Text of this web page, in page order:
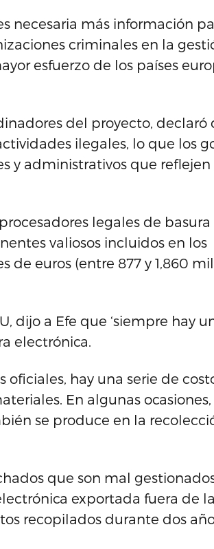
necesaria más información
criminales en la
esfuerzo de los países
del proyecto, declaró
ilegales, lo que los
y administrativos que reflejen
legales de basura
valiosos incluidos en los
de euros (entre 877 y 1,860
dijo a Efe que ‘siempre hay
electrónica.
oficiales, hay una serie de
En algunas ocasiones,
se produce en la
que son mal
exportada fuera de
recopilados durante dos